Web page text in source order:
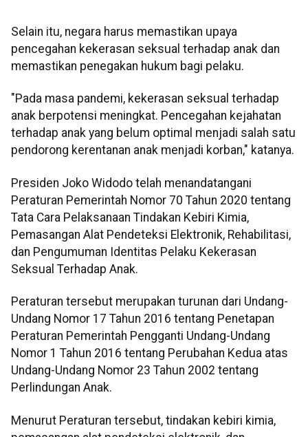
Selain itu, negara harus memastikan upaya
pencegahan kekerasan seksual terhadap anak dan
memastikan penegakan hukum bagi pelaku.
"Pada masa pandemi, kekerasan seksual terhadap
anak berpotensi meningkat. Pencegahan kejahatan
terhadap anak yang belum optimal menjadi salah satu
pendorong kerentanan anak menjadi korban," katanya.
Presiden Joko Widodo telah menandatangani
Peraturan Pemerintah Nomor 70 Tahun 2020 tentang
Tata Cara Pelaksanaan Tindakan Kebiri Kimia,
Pemasangan Alat Pendeteksi Elektronik, Rehabilitasi,
dan Pengumuman Identitas Pelaku Kekerasan
Seksual Terhadap Anak.
Peraturan tersebut merupakan turunan dari Undang-
Undang Nomor 17 Tahun 2016 tentang Penetapan
Peraturan Pemerintah Pengganti Undang-Undang
Nomor 1 Tahun 2016 tentang Perubahan Kedua atas
Undang-Undang Nomor 23 Tahun 2002 tentang
Perlindungan Anak.
Menurut Peraturan tersebut, tindakan kebiri kimia,